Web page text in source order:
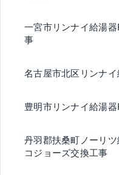
一宮市リンナイ給湯
事
名古屋市北区リンナ
豊明市リンナイ給湯
丹羽郡扶桑町ノーリ
コジョーズ交換工事